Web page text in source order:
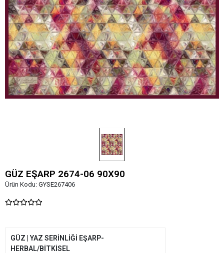
GÜZ EŞARP 2674-06 90X90
Ürün Kodu: GYSE267406
GÜZ | YAZ SERİNLİĞİ EŞARP-
HERBAL/BİTKİSEL